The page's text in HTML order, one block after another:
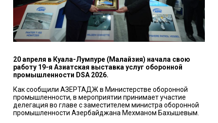
20 апреля в Куала-Лумпуре (Малайзия) начала свою
работу 19-я Азиатская выставка услуг оборонной
промышленности DSA 2026.
Как сообщили АЗЕРТАДЖ в Министерстве оборонной
промышленности, в мероприятии принимает участие
делегация во главе с заместителем министра оборонной
промышленности Азербайджана Мехманом Бахышевым.